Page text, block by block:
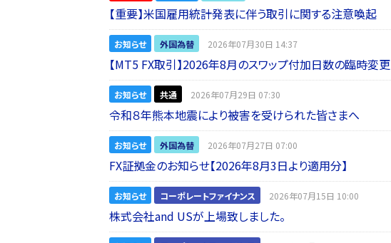
【重要】米国雇用統計発表に伴う取引に関する注意喚起
お知らせ 外国為替 2026年07月30日 14:37
【MT5 FX取引】2026年8月のスワップ付加日数の臨時変更
お知らせ 共通 2026年07月29日 07:30
令和８年熊本地震により被害を受けられた皆さまへ
お知らせ 外国為替 2026年07月27日 07:00
FX証拠金のお知らせ【2026年8月3日より適用分】
お知らせ コーポレートファイナンス 2026年07月15日 10:00
株式会社and USが上場致しました。